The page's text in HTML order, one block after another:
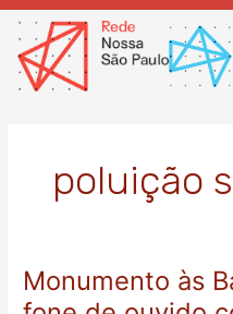
Ir
para
conteúdo
poluição
Monumento às
Monumento
às